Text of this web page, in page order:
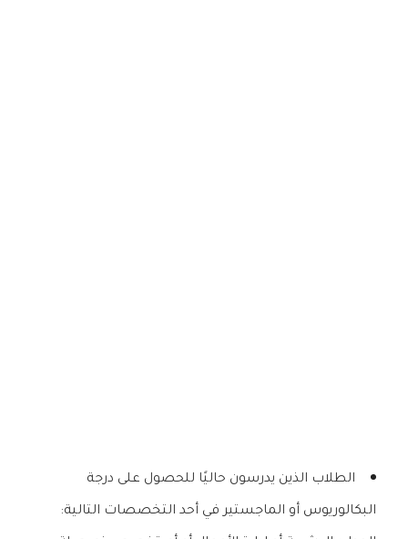
الطلاب الذين يدرسون حاليًا للحصول على درجة
البكالوريوس أو الماجستير في أحد التخصصات التالية: